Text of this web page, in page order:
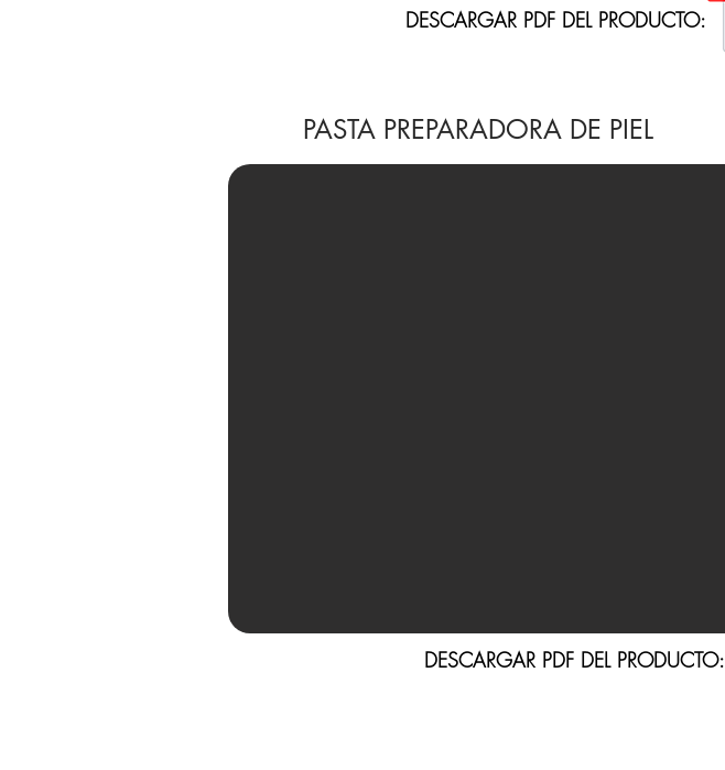
DESCARGAR PDF DEL PRODUCTO:
PASTA PREPARADORA DE PIEL
DESCARGAR PDF DEL PRODUCTO: